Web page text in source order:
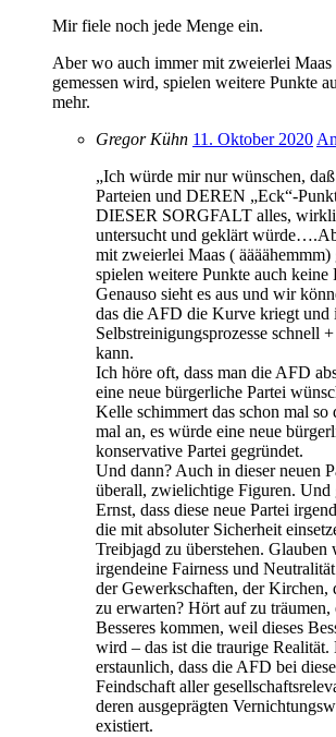
Mir fiele noch jede Menge ein.
Aber wo auch immer mit zweierlei Maas
gemessen wird, spielen weitere Punkte
mehr.
Gregor Kühn 11. Oktober 2020
„Ich würde mir nur wünschen,
Parteien und DEREN „Eck“-
DIESER SORGFALT alles,
untersucht und geklärt
mit zweierlei Maas ( äääähemmm)
spielen weitere Punkte auch keine
Genauso sieht es aus und wir
das die AFD die Kurve kriegt und
Selbstreinigungsprozesse schnell
kann.
Ich höre oft, dass man die AFD
eine neue bürgerliche Partei
Kelle schimmert das schon mal
mal an, es würde eine neue
konservative Partei gegründet.
Und dann? Auch in dieser neuen
überall, zwielichtige Figuren.
Ernst, dass diese neue Partei
die mit absoluter Sicherheit
Treibjagd zu überstehen. Glauben
irgendeine Fairness und Neutralität
der Gewerkschaften, der Kirchen,
zu erwarten? Hört auf zu
Besseres kommen, weil dieses
wird – das ist die traurige Realität.
erstaunlich, dass die AFD bei
Feindschaft aller
deren ausgeprägten
existiert.